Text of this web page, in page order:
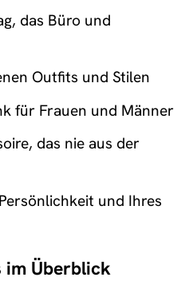
das Büro und
Outfits und Stilen
für Frauen und Männer
das nie aus der
und Ihres
im Überblick